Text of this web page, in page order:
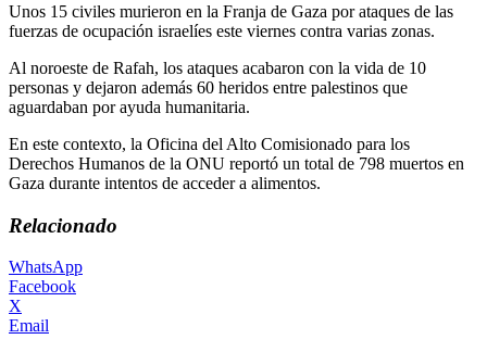
Unos 15 civiles murieron en la Franja de Gaza por ataques de las
fuerzas de ocupación israelíes este viernes contra varias zonas.
Al noroeste de Rafah, los ataques acabaron con la vida de 10
personas y dejaron además 60 heridos entre palestinos que
aguardaban por ayuda humanitaria.
En este contexto, la Oficina del Alto Comisionado para los
Derechos Humanos de la ONU reportó un total de 798 muertos en
Gaza durante intentos de acceder a alimentos.
Relacionado
WhatsApp
Facebook
X
Email